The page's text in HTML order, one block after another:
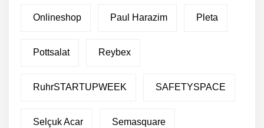
Onlineshop Paul Harazim Pleta
Pottsalat Reybex
RuhrSTARTUPWEEK SAFETYSPACE
Selçuk Acar Semasquare